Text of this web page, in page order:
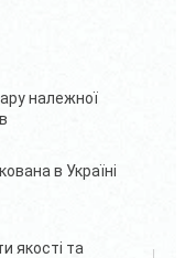
належної
в Україні
якості та